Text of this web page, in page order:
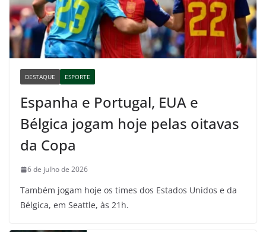
DESTAQUE ESPORTE
Espanha e Portugal, EUA e
Bélgica jogam hoje pelas oitavas
da Copa
6 de julho de 2026
Também jogam hoje os times dos Estados Unidos e da
Bélgica, em Seattle, às 21h.